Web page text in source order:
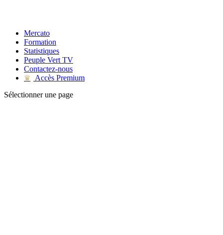
Mercato
Formation
Statistiques
Peuple Vert TV
Contactez-nous
♛
Accès Premium
Sélectionner une page